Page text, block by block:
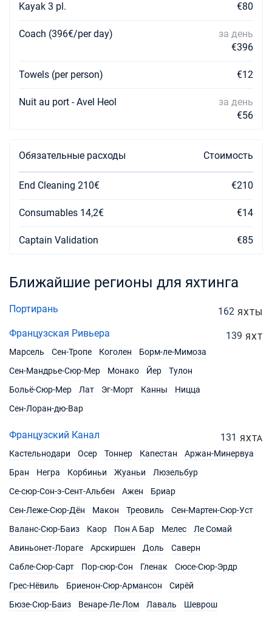
Kayak 3 pl. €80
Coach (396€/per day)
за день
€396
Towels (per person) €12
Nuit au port - Avel Heol
за день
€56
Обязательные расходы Стоимость
End Cleaning 210€ €210
Consumables 14,2€ €14
Captain Validation €85
Ближайшие регионы для яхтинга
Портирань 162 ЯХТЫ
Французская Ривьера 139 ЯХТ
Марсель
Сен-Тропе Коголен
Борм-ле-Мимоза
Сен-Мандрье-Сюр-Мер
Монако Йер
Тулон
Больё-Сюр-Мер
Лат Эг-Морт Канны
Ницца
Сен-Лоран-дю-Вар
Французский Канал 131 ЯХТА
Кастельнодари
Осер Тоннер Капестан
Аржан-Минервуа
Бран
Негра Корбиньи Жуаньи
Люзельбур
Се-сюр-Сон-э-Сент-Альбен
Ажен
Бриар
Сен-Леже-Сюр-Дён
Макон Треовиль
Сен-Мартен-Сюр-Уст
Валанс-Сюр-Баиз
Каор Пон А Бар Мелес
Ле Сомай
Авиньонет-Лораге
Арскиршен Доль
Саверн
Сабле-Сюр-Сарт
Пор-сюр-Сон Гленак
Сюсе-Сюр-Эрдр
Грес-Нёвиль
Бриенон-Сюр-Армансон
Сирёй
Бюзе-Сюр-Баиз
Венаре-Ле-Лом Лаваль
Шеврош